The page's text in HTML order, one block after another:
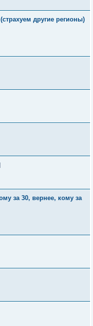
другие регионы)
за 30, вернее, кому за